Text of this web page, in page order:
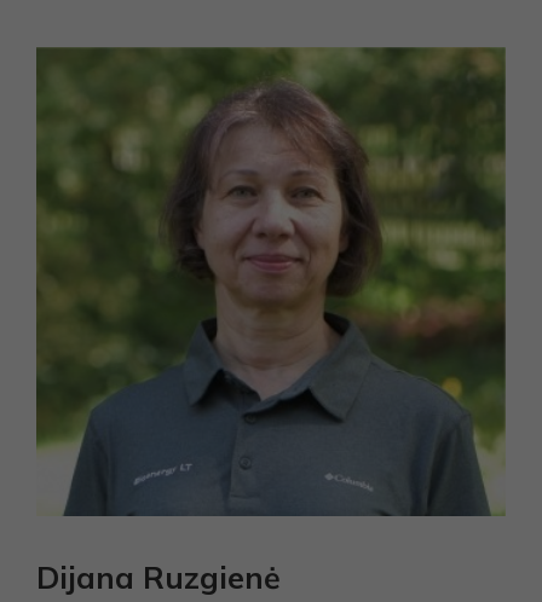
Dijana Ruzgienė